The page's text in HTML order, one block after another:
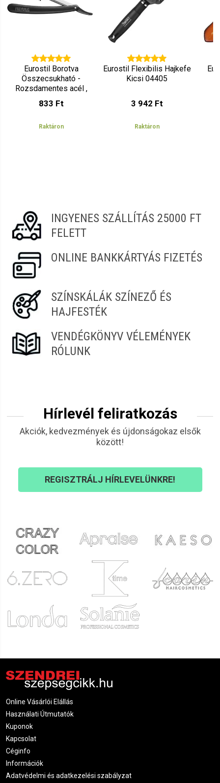
Eurostil Borotva
Összecsukható -
Rozsdamentes acél ,
Nyesőfejjel 00730
833 Ft
Raktáron
Eurostil Flexibilis Hajkefe
Kicsi 04405
3 942 Ft
Raktáron
INGYENES SZÁLLÍTÁS 25000 FT
FELETT
ONLINE BANKKÁRTYÁS FIZETÉS
SZÍNSKÁLÁK SZÍNEZŐ ÉS
HAJFESTÉK
VENDÉGKÖNYV VÉLEMÉNYEK
RÓLUNK
Hírlevél feliratkozás
Akciók, kedvezmények és újdonságokaz elsők
között!
REGISZTRÁLJ HÍRLEVELÜNKRE!
Online Vásárlói Elállás
Használati Útmutatók
Kuponok
Kapcsolat
Céginfo
Információk
Adatvédelmi és adatkezelési szabályzat